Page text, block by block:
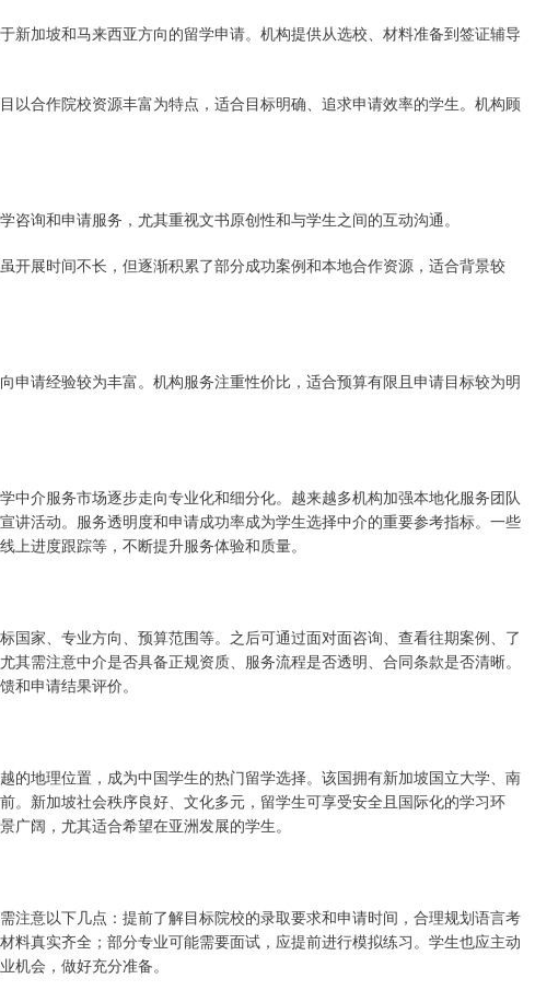
新加坡和马来西亚方向的留学申请。机构提供从选校、材料准备到签证辅导
以合作院校资源丰富为特点，适合目标明确、追求申请效率的学生。机构顾
询和申请服务，尤其重视文书原创性和与学生之间的互动沟通。
开展时间不长，但逐渐积累了部分成功案例和本地合作资源，适合背景较
申请经验较为丰富。机构服务注重性价比，适合预算有限且申请目标较为明
中介服务市场逐步走向专业化和细分化。越来越多机构加强本地化服务团队
讲活动。服务透明度和申请成功率成为学生选择中介的重要参考指标。一些
进度跟踪等，不断提升服务体验和质量。
国家、专业方向、预算范围等。之后可通过面对面咨询、查看往期案例、了
需注意中介是否具备正规资质、服务流程是否透明、合同条款是否清晰。
和申请结果评价。
的地理位置，成为中国学生的热门留学选择。该国拥有新加坡国立大学、南
。新加坡社会秩序良好、文化多元，留学生可享受安全且国际化的学习环
阔，尤其适合希望在亚洲发展的学生。
注意以下几点：提前了解目标院校的录取要求和申请时间，合理规划语言考
料真实齐全；部分专业可能需要面试，应提前进行模拟练习。学生也应主动
机会，做好充分准备。